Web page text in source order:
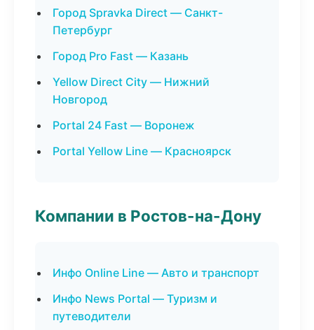
Город Spravka Direct — Санкт-
Петербург
Город Pro Fast — Казань
Yellow Direct City — Нижний
Новгород
Portal 24 Fast — Воронеж
Portal Yellow Line — Красноярск
Компании в Ростов-на-Дону
Инфо Online Line — Авто и транспорт
Инфо News Portal — Туризм и
путеводители